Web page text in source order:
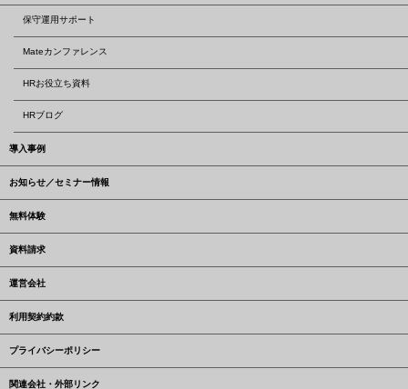
保守運用サポート
Mateカンファレンス
HRお役立ち資料
HRブログ
導入事例
お知らせ／セミナー情報
無料体験
資料請求
運営会社
利用契約約款
プライバシーポリシー
関連会社・外部リンク